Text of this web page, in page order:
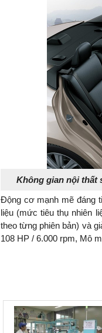
Không gian nội thất
Động cơ mạnh mẽ đáng
liệu (mức tiêu thụ nhiên
theo từng phiên bản) và
108 HP / 6.000 rpm, Mô